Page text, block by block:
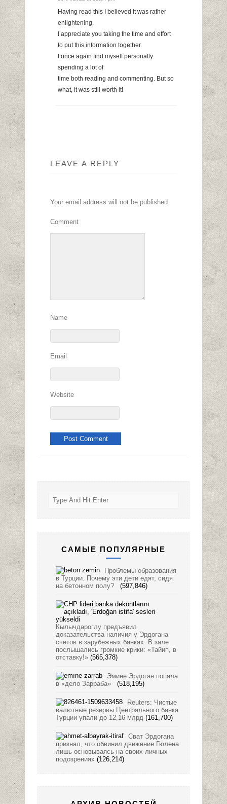
Having read this I believed it was rather
enlightening.
I appreciate you taking the time and effort
to put this information together.
I once again find myself personally
spending a lot of
time both reading and commenting. But so
what, it was still worth it!
LEAVE A REPLY
Your email address will not be published.
Comment
Name
Email
Website
САМЫЕ ПОПУЛЯРНЫЕ
Проблемы образования
в Турции. Почему эти дети едят, сидя
на бетонном полу?
(597,846)
Кылычдароглу предъявил
доказательства наличия у Эрдогана
счетов в зарубежных банках. В зале
послышались громкие крики: «Тайип, в
отставку!» (565,378)
Эмине Эрдоган попала
в «дело Зарраба»
(518,195)
Reuters: Чистые
валютные резервы Центрального банка
Турции упали до 12,16 млрд (161,700)
Сват Эрдогана
признал, что обвинил движение Гюлена
лишь основываясь на своих личных
подозрениях (126,214)